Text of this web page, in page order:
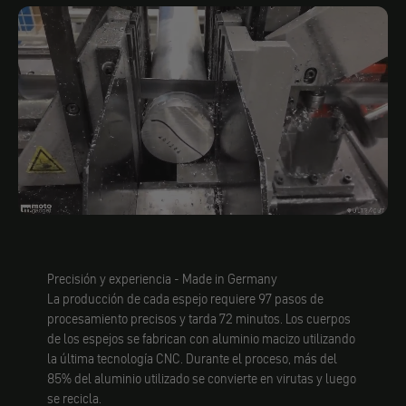
Precisión y experiencia - Made in Germany
La producción de cada espejo requiere 97 pasos de
procesamiento precisos y tarda 72 minutos. Los cuerpos
de los espejos se fabrican con aluminio macizo utilizando
la última tecnología CNC. Durante el proceso, más del
85% del aluminio utilizado se convierte en virutas y luego
se recicla.